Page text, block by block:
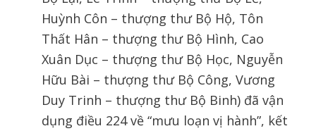
Huỳnh Côn – thượng thư Bộ Hộ, Tôn
Thất Hân – thượng thư Bộ Hình, Cao
Xuân Dục – thượng thư Bộ Học, Nguyễn
Hữu Bài – thượng thư Bộ Công, Vương
Duy Trinh – thượng thư Bộ Binh) đã vận
dụng điều 224 về “mưu loạn vị hành”, kết